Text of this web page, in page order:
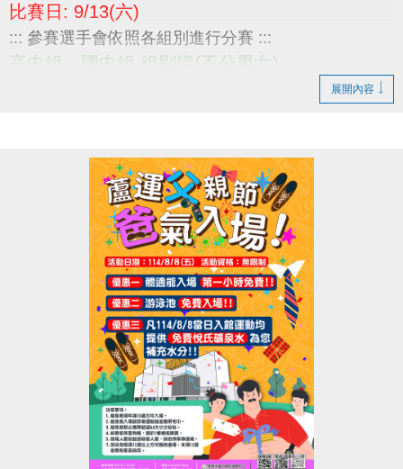
比賽日: 9/13(六)
::: 參賽選手會依照各組別進行分賽 :::
高中組、國中組 組別皆(不分男女)
(一) 報名請繳交身分證或戶口名簿影本，不可降級參
(二) 當日報到請攜帶身分證、學生證或健保卡，以備
-----------------------------------------------
小編無受理線上報名喔
若需報名請至中心1F櫃台報名進行繳費
相關問題請電洽-03-2639066 #115 #116
展開內容